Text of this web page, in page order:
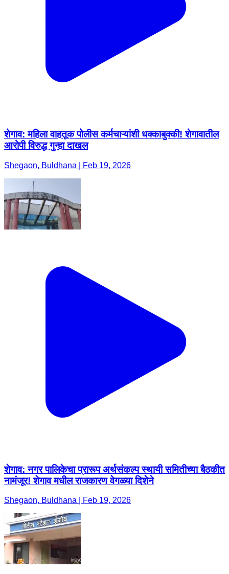
शेगाव: महिला वाहतूक पोलीस कर्मचाऱ्यांशी धक्काबुक्की! शेगावातील
आरोपी विरुद्ध गुन्हा दाखल
Shegaon, Buldhana | Feb 19, 2026
शेगाव: नगर पालिकेचा प्रारूप अर्थसंकल्प स्थायी समितीच्या बैठकीत
नामंजूर! शेगाव मधील राजकारण वेगळ्या दिशेने
Shegaon, Buldhana | Feb 19, 2026